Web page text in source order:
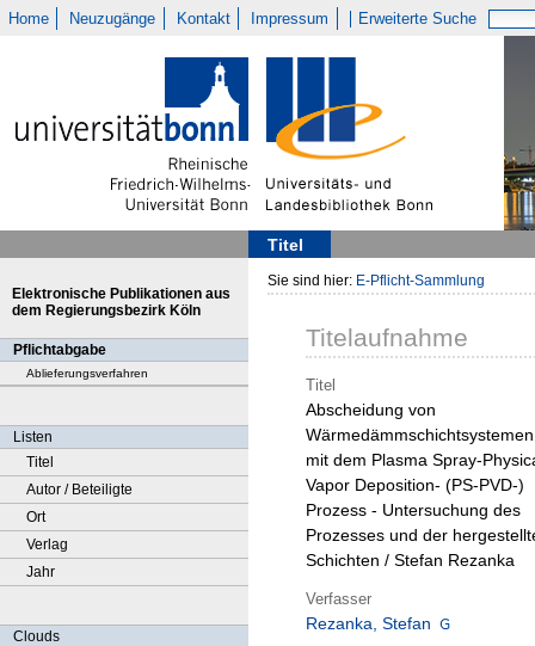
Home Neuzugänge Kontakt Impressum Erweiterte Suche
Titel
Elektronische Publikationen aus
dem Regierungsbezirk Köln
Pflichtabgabe
Ablieferungsverfahren
Listen
Titel
Autor / Beteiligte
Ort
Verlag
Jahr
Clouds
Sie sind hier: E-Pflicht-Sammlung
Titelaufnahme
Titel
Abscheidung von
Wärmedämmschichtsystemen
mit dem Plasma Spray-
Vapor Deposition- (PS-PVD-)
Prozess - Untersuchung des
Prozesses und der
Schichten / Stefan Rezanka
Verfasser
Rezanka, Stefan